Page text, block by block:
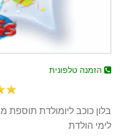
הזמנה טלפונית
בלון כוכב ליומולדת
לימי הולדת